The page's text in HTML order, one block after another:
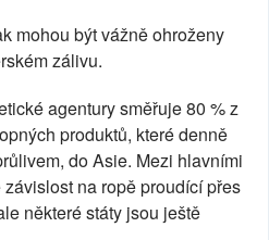
mohou být vážně ohroženy
zálivu.
agentury směřuje 80 % z
produktů, které denně
do Asie. Mezi hlavními
na ropě proudící přes
některé státy jsou ještě